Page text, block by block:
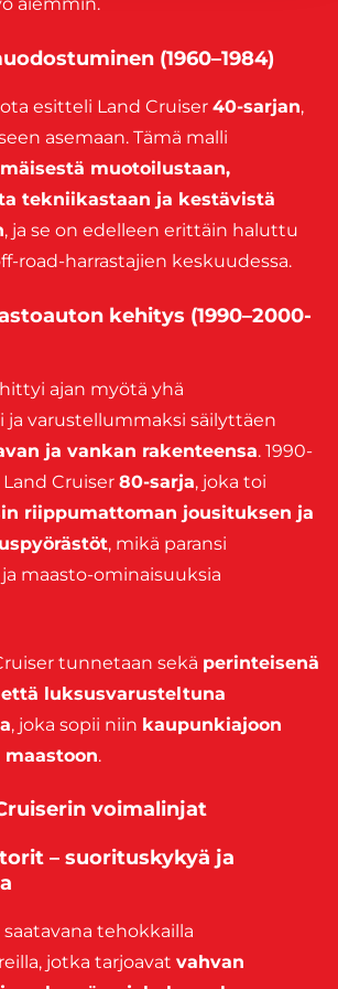
(1960–1984)
esitteli Land Cruiser 40-sarjan,
asemaan. Tämä malli
muotoilustaan,
tekniikastaan ja kestävistä
, ja se on edelleen erittäin haluttu
road-harrastajien keskuudessa.
kehitys (1990–2000-
ajan myötä yhä
ja varustellummaksi säilyttäen
ja vankan rakenteensa. 1990-
Cruiser 80-sarja, joka toi
riippumattoman jousituksen ja
, mikä paransi
maasto-ominaisuuksia
tunnetaan sekä perinteisenä
luksusvarusteltuna
, joka sopii niin kaupunkiajoon
.
voimalinjat
– suorituskykyä ja
tehokkailla
jotka tarjoavat vahvan